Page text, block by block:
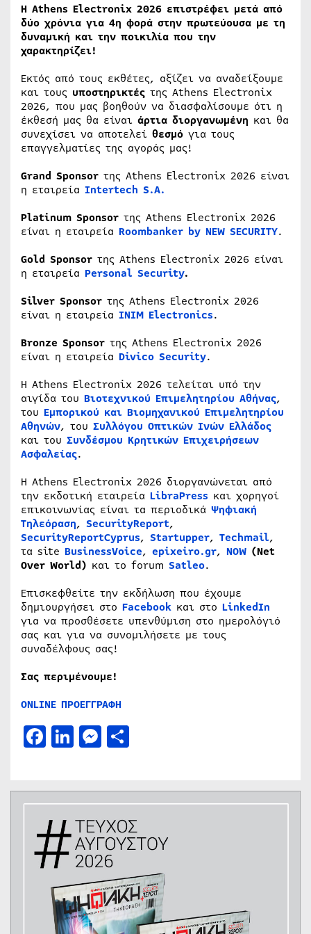
Η Athens Electronix 2026 επιστρέφει μετά από
δύο χρόνια για 4η φορά στην πρωτεύουσα με τη
δυναμική και την ποικιλία που την
χαρακτηρίζει!
Εκτός από τους εκθέτες, αξίζει να αναδείξουμε
και τους υποστηρικτές της Athens Electronix
2026, που μας βοηθούν να διασφαλίσουμε ότι η
έκθεσή μας θα είναι άρτια διοργανωμένη και θα
συνεχίσει να αποτελεί θεσμό για τους
επαγγελματίες της αγοράς μας!
Grand Sponsor της Athens Electronix 2026 είναι
η εταιρεία Intertech S.A.
Platinum Sponsor της Athens Electronix 2026
είναι η εταιρεία Roombanker by NEW SECURITY.
Gold Sponsor της Athens Electronix 2026 είναι
η εταιρεία Personal Security.
Silver Sponsor της Athens Electronix 2026
είναι η εταιρεία INIM Electronics.
Bronze Sponsor της Athens Electronix 2026
είναι η εταιρεία Divico Security.
Η Athens Electronix 2026 τελείται υπό την
αιγίδα του Βιοτεχνικού Επιμελητηρίου Αθήνας,
του Εμπορικού και Βιομηχανικού Επιμελητηρίου
Αθηνών, του Συλλόγου Οπτικών Ινών Ελλάδος
και του Συνδέσμου Κρητικών Επιχειρήσεων
Ασφαλείας.
Η Athens Electronix 2026 διοργανώνεται από
την εκδοτική εταιρεία LibraPress και χορηγοί
επικοινωνίας είναι τα περιοδικά Ψηφιακή
Τηλεόραση, SecurityReport,
SecurityReportCyprus, Startupper, Techmail,
τα site BusinessVoice, epixeiro.gr, NOW (Net
Over World) και το forum Satleo.
Επισκεφθείτε την εκδήλωση που έχουμε
δημιουργήσει στο Facebook και στο LinkedIn
για να προσθέσετε υπενθύμιση στο ημερολόγιό
σας και για να συνομιλήσετε με τους
συναδέλφους σας!
Σας περιμένουμε!
ONLINE ΠΡΟΕΓΓΡΑΦΗ
Facebook
LinkedIn
Messenger